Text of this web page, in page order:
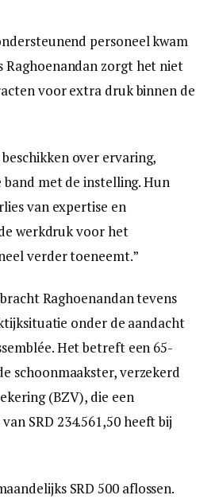
personeel kwam
Raghoenandan zorgt het niet
voor extra druk binnen de
over ervaring,
band met de instelling. Hun
van expertise en
werkdruk voor het
verder toeneemt.”
Raghoenandan tevens
onder de aandacht
Het betreft een 65-
schoonmaakster, verzekerd
(BZV), die een
SRD 234.561,50 heeft bij
SRD 500 aflossen.